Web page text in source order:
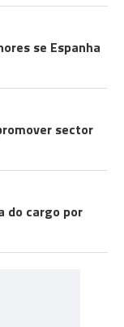
se Espanha
sector
do cargo por